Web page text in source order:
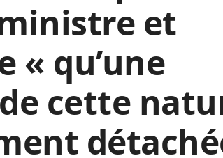
et
« qu’une
cette